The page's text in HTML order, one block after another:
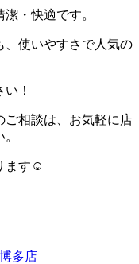
・快適です。
、使いやすさで人気の
！
ご相談は、お気軽に店
ます☺️
多店